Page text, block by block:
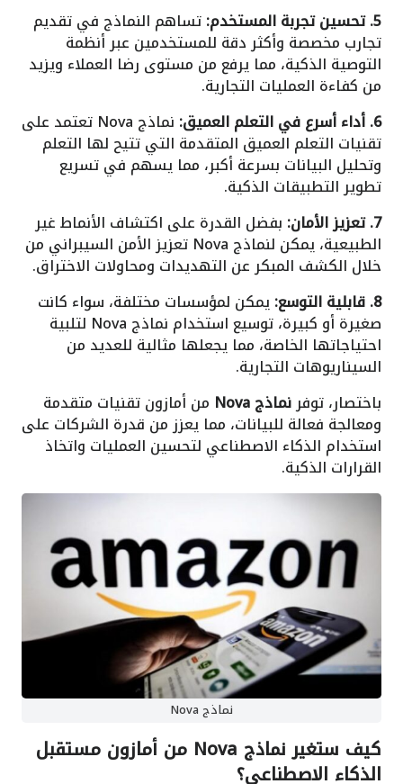
5. تحسين تجربة المستخدم:
تساهم النماذج في تقديم
تجارب مخصصة وأكثر دقة للمستخدمين عبر أنظمة
التوصية الذكية، مما يرفع من مستوى رضا العملاء ويزيد
من كفاءة العمليات التجارية.
6. أداء أسرع في التعلم العميق:
نماذج Nova تعتمد على
تقنيات التعلم العميق المتقدمة التي تتيح لها التعلم
وتحليل البيانات بسرعة أكبر، مما يسهم في تسريع
تطوير التطبيقات الذكية.
7. تعزيز الأمان:
بفضل القدرة على اكتشاف الأنماط غير
الطبيعية، يمكن لنماذج Nova تعزيز الأمن السيبراني من
خلال الكشف المبكر عن التهديدات ومحاولات الاختراق.
8. قابلية التوسع:
يمكن لمؤسسات مختلفة، سواء كانت
صغيرة أو كبيرة، توسيع استخدام نماذج Nova لتلبية
احتياجاتها الخاصة، مما يجعلها مثالية للعديد من
السيناريوهات التجارية.
باختصار، توفرنماذج Nova من أمازون تقنيات متقدمة
ومعالجة فعالة للبيانات، مما يعزز من قدرة الشركات على
استخدام الذكاء الاصطناعي لتحسين العمليات واتخاذ
القرارات الذكية.
نماذج Nova
كيف ستغير نماذج Nova من أمازون مستقبل
الذكاء الاصطناعي؟